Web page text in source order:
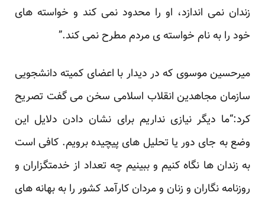
زندان نمی اندازد، او را محدود نمی کند و خواسته های
خود را به نام خواسته ی مردم مطرح نمی کند.”
میرحسین موسوی که در دیدار با اعضای کمیته دانشجویی
سازمان مجاهدین انقلاب اسلامی سخن می گفت تصریح
کرد:“ما دیگر نیازی نداریم برای نشان دادن دلایل این
وضع به جای دور یا تحلیل های پیچیده برویم. کافی است
به زندان ها نگاه کنیم و ببینیم چه تعداد از خدمتگزاران و
روزنامه نگاران و زنان و مردان کارآمد کشور را به بهانه های